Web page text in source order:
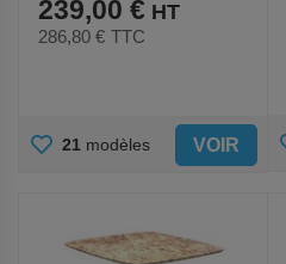
239,00 €
286,80 € TTC
AJOUTER
21 modèles VOIR